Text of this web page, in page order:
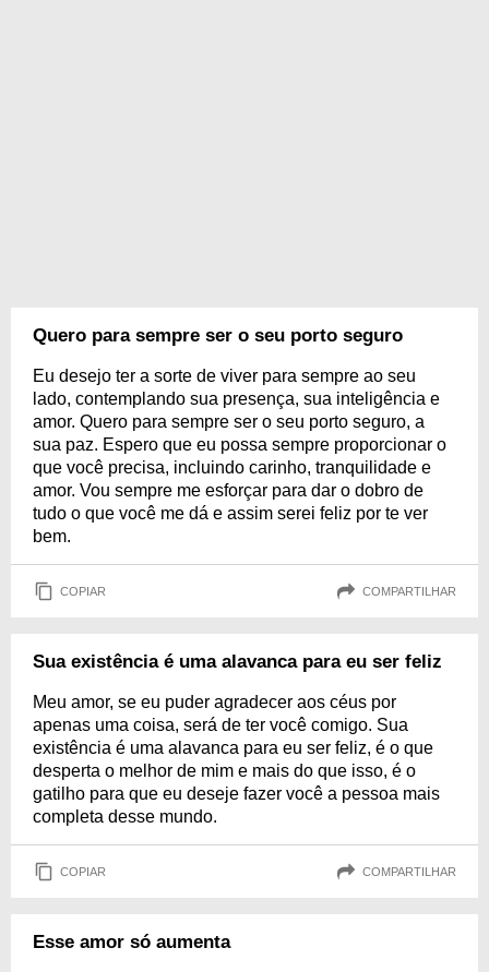
Quero para sempre ser o seu porto seguro
Eu desejo ter a sorte de viver para sempre ao seu
lado, contemplando sua presença, sua inteligência e
amor. Quero para sempre ser o seu porto seguro, a
sua paz. Espero que eu possa sempre proporcionar o
que você precisa, incluindo carinho, tranquilidade e
amor. Vou sempre me esforçar para dar o dobro de
tudo o que você me dá e assim serei feliz por te ver
bem.
COPIAR COMPARTILHAR
Sua existência é uma alavanca para eu ser feliz
Meu amor, se eu puder agradecer aos céus por
apenas uma coisa, será de ter você comigo. Sua
existência é uma alavanca para eu ser feliz, é o que
desperta o melhor de mim e mais do que isso, é o
gatilho para que eu deseje fazer você a pessoa mais
completa desse mundo.
COPIAR COMPARTILHAR
Esse amor só aumenta